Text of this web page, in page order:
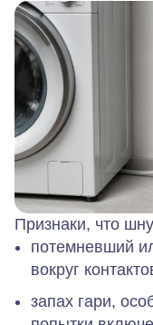
Признаки, что
потемневший
вокруг
запах гари,